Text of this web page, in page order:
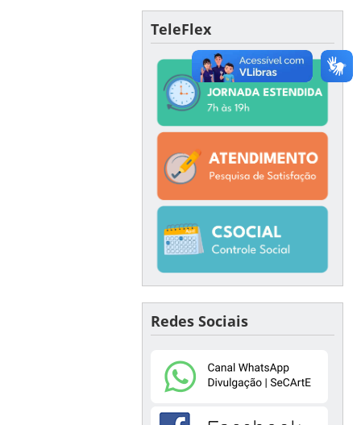
TeleFlex
Redes Sociais